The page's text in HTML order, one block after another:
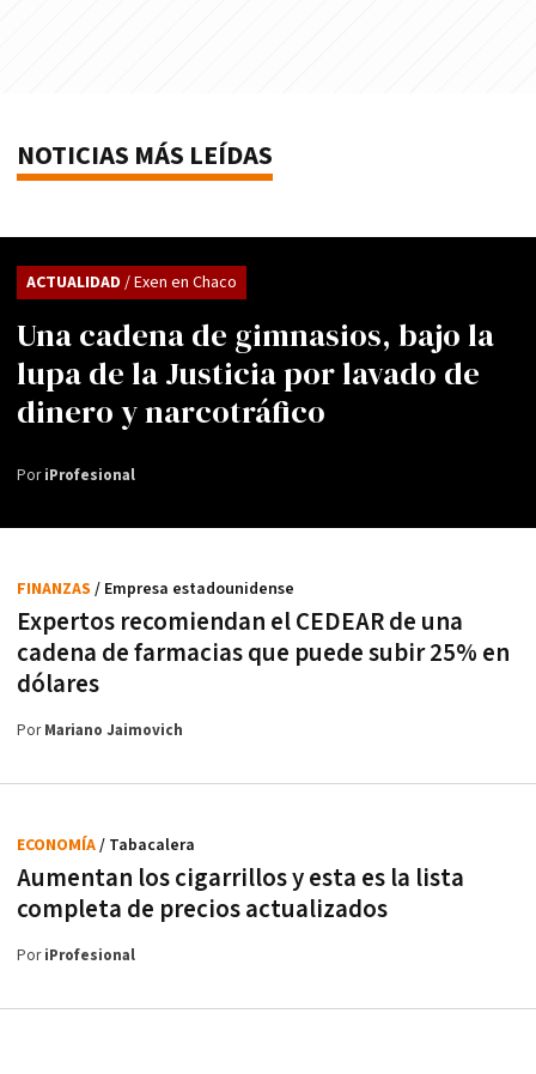
NOTICIAS MÁS LEÍDAS
Una cadena de gimnasios, bajo la
lupa de la Justicia por lavado de
dinero y narcotráfico
ACTUALIDAD / Exen en Chaco
PoriProfesional
Expertos recomiendan el CEDEAR de una
cadena de farmacias que puede subir 25% en
dólares
FINANZAS / Empresa estadounidense
PorMariano Jaimovich
Aumentan los cigarrillos y esta es la lista
completa de precios actualizados
ECONOMÍA/ Tabacalera
PoriProfesional